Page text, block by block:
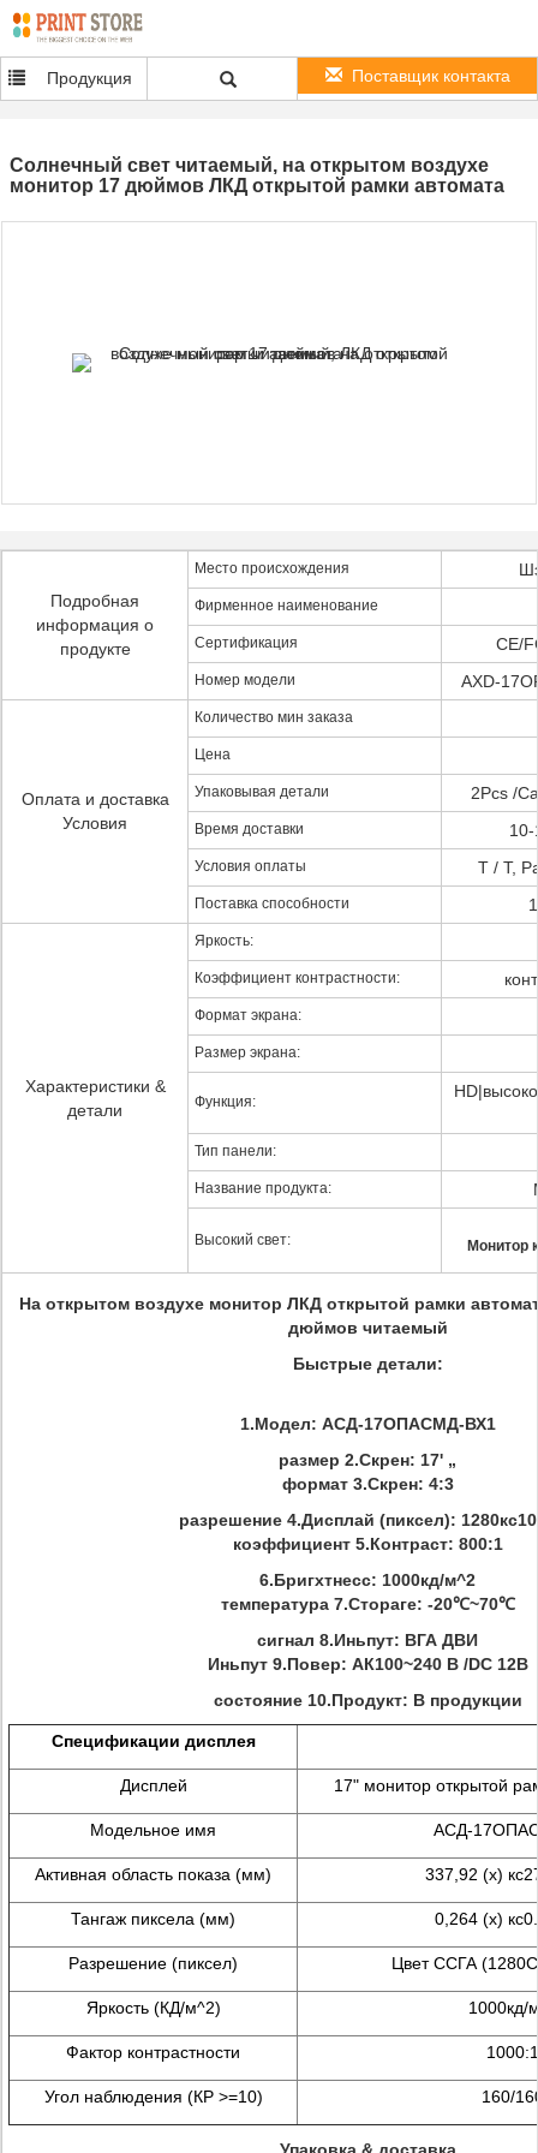
Продукция Поставщик контакта
Солнечный свет читаемый, на открытом воздухе
монитор 17 дюймов ЛКД открытой рамки автомата
Подробная
информация о
продукте
Место происхождения
Фирменное наименование
Сертификация CE/
Номер модели AXD-
Оплата и доставка
Условия
Количество мин заказа
Цена
Упаковывая детали 2Pcs /
Время доставки 10-
Условия оплаты T / T,
Поставка способности
Характеристики &
детали
Яркость:
Коэффициент контрастности:
Формат экрана:
Размер экрана:
Функция:
Тип панели:
Название продукта:
Высокий свет: Монитор
На открытом воздухе монитор ЛКД открытой рамки
дюймов читаемый
Быстрые детали:
1.Модел: АСД-17ОПАСМД-ВХ1
размер 2.Скрен: 17' „
формат 3.Скрен: 4:3
разрешение 4.Дисплай (пиксел):
коэффициент 5.Контраст: 800:1
6.Бригхтнесс: 1000кд/м^2
температура 7.Стораге: -20℃~70℃
сигнал 8.Иньпут: ВГА ДВИ
Иньпут 9.Повер: АК100~240 В /DC 12В
состояние 10.Продукт: В продукции
Спецификации дисплея
Дисплей 17" монитор открытой
Модельное имя АСД-
Активная область показа (мм) 337,92 (х)
Тангаж пиксела (мм) 0,264 (х)
Разрешение (пиксел) Цвет ССГА
Яркость (КД/м^2) 1000кд/
Фактор контрастности 1000:1
Угол наблюдения (КР >=10) 160/